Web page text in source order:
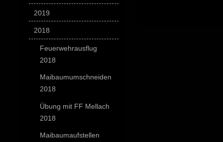
2019
2018
Feuerwehrausflug
2018
Maibaumumschneiden
2018
Übung mit FF Mellach
2018
Maibaumaufstellen